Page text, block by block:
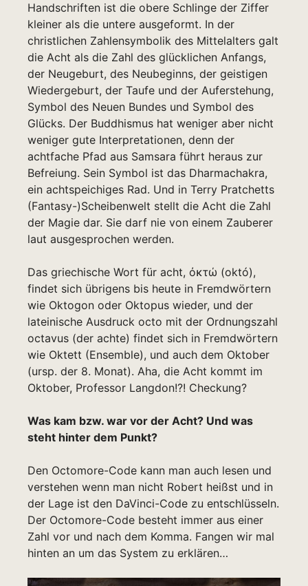
Handschriften ist die obere Schlinge der Ziffer
kleiner als die untere ausgeformt. In der
christlichen Zahlensymbolik des Mittelalters galt
die Acht als die Zahl des glücklichen Anfangs,
der Neugeburt, des Neubeginns, der geistigen
Wiedergeburt, der Taufe und der Auferstehung,
Symbol des Neuen Bundes und Symbol des
Glücks. Der Buddhismus hat weniger aber nicht
weniger gute Interpretationen, denn der
achtfache Pfad aus Samsara führt heraus zur
Befreiung. Sein Symbol ist das Dharmachakra,
ein achtspeichiges Rad. Und in Terry Pratchetts
(Fantasy-)Scheibenwelt stellt die Acht die Zahl
der Magie dar. Sie darf nie von einem Zauberer
laut ausgesprochen werden.
Das griechische Wort für acht, ὀκτώ (októ),
findet sich übrigens bis heute in Fremdwörtern
wie Oktogon oder Oktopus wieder, und der
lateinische Ausdruck octo mit der Ordnungszahl
octavus (der achte) findet sich in Fremdwörtern
wie Oktett (Ensemble), und auch dem Oktober
(ursp. der 8. Monat). Aha, die Acht kommt im
Oktober, Professor Langdon!?! Checkung?
Was kam bzw. war vor der Acht? Und was
steht hinter dem Punkt?
Den Octomore-Code kann man auch lesen und
verstehen wenn man nicht Robert heißst und in
der Lage ist den DaVinci-Code zu entschlüsseln.
Der Octomore-Code besteht immer aus einer
Zahl vor und nach dem Komma. Fangen wir mal
hinten an um das System zu erklären…